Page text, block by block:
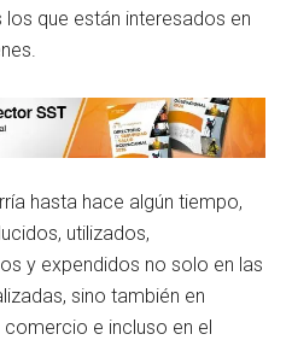
que están interesados en
hasta hace algún tiempo,
utilizados,
y expendidos no solo en las
sino también en
e incluso en el